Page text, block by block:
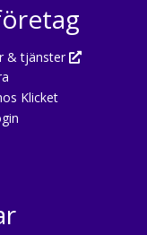
& tjänster
Klicket